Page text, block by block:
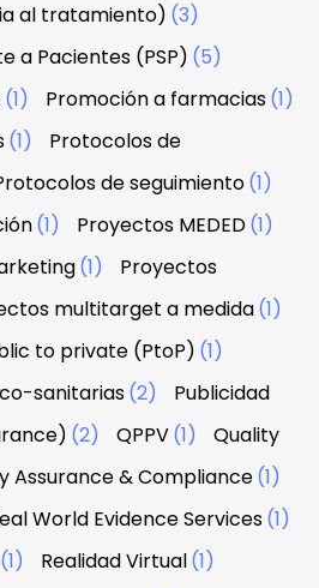
al tratamiento) (3)
a Pacientes (PSP) (5)
(1) Promoción a farmacias(1)
(1)
Protocolos de
de seguimiento(1)
(1) Proyectos MEDED(1)
(1)
Proyectos
multitarget a medida(1)
to private (PtoP) (1)
sanitarias(2)
Publicidad
(2) QPPV(1)
Quality
Assurance & Compliance(1)
World Evidence Services(1)
(1) Realidad Virtual(1)